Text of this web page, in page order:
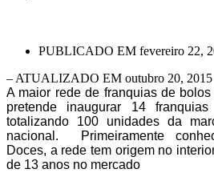
PUBLICADO EM fevereiro 22,
– ATUALIZADO EM outubro 20, 2015
A maior rede de franquias de
pretende inaugurar 14
totalizando 100 unidades da
nacional. Primeiramente
Doces, a rede tem origem no
de 13 anos no mercado